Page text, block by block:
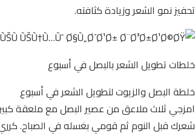
تحفيز نمو الشعر وزيادة كثافته.
خلطات تطويل الشعر بالبصل في أسبوع
خلطة البصل والزيوت لتطويل الشعر في أسبوع
امزجي ثلاث ملاعق من عصير البصل مع ملعقة
شعرك قبل النوم ثم قومي بغسله في الصباح. كرري هذه الخلطة 3 مرات في الاسبوع